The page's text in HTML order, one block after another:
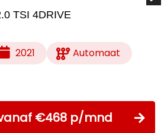
TSI 4DRIVE
2021
Automaat
€468 p/mnd